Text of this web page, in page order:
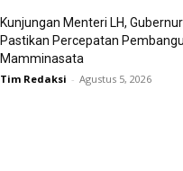
Kunjungan Menteri LH, Gubernur
Pastikan Percepatan
Mamminasata
Tim Redaksi - Agustus 5, 2026